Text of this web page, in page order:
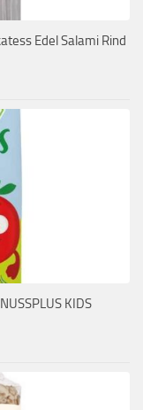
Edel Salami Rind
KIDS